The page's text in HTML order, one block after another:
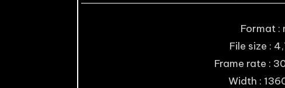
Format :
File size :
Frame rate :
Width :